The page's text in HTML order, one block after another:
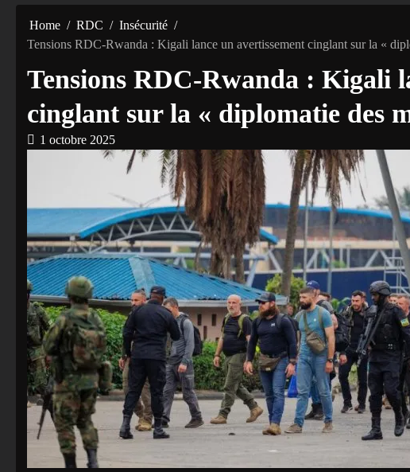
Home RDC
Insécurité
Tensions RDC-Rwanda : Kigali lance un avertissement cinglant sur la «
Tensions RDC-Rwanda : Kigali
cinglant sur la « diplomatie des
1 octobre 2025